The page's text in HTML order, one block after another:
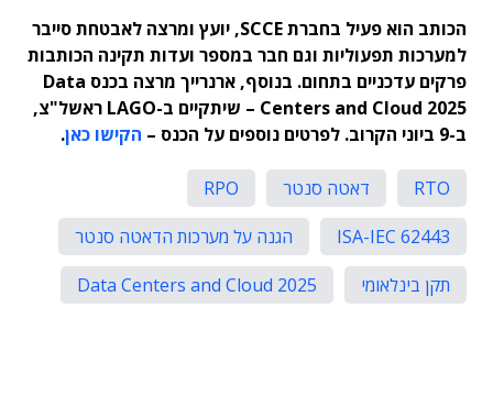
הכותב הוא פעיל בחברת SCCE, יועץ ומרצה לאבטחת סייבר
למערכות תפעוליות וגם חבר במספר ועדות תקינה הכותבות
פרקים עדכניים בתחום.
בנוסף, ארנרייך מרצה בכנס Data
Centers and Cloud 2025 – שיתקיים ב-LAGO ראשל"צ,
ב-9 ביוני הקרוב. לפרטים נוספים על הכנס –
הקישו כאן.
RTO דאטה סנטר
RPO
62443 ISA-IEC
הגנה על מערכות הדאטה סנטר
תקן בינלאומי
Data Centers and Cloud 2025